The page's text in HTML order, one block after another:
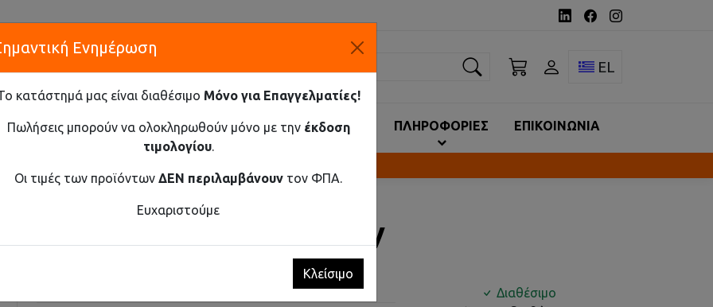
Toggle
EL
ΕΤΑΙΡΕΙΑ ΠΛΗΡΟΦΟΡΙΕΣ ΕΠΙΚΟΙΝΩΝΙΑ
κουδούνι κόκκινο 230V
Διαθέσιμο
Ενημέρωση
κατάστημά μας είναι διαθέσιμο Μόνο για Επαγγελματίες!
Πωλήσεις μπορούν να ολοκληρωθούν μόνο με την έκδοση
τιμολογίου.
Οι τιμές των προϊόντων ΔΕΝ περιλαμβάνουν τον ΦΠΑ.
Ευχαριστούμε
Κλείσιμο